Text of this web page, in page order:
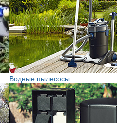
Водные пылесосы